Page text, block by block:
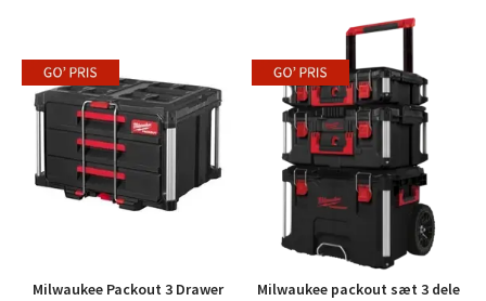
Milwaukee Packout 3 Drawer
Milwaukee packout sæt 3 dele